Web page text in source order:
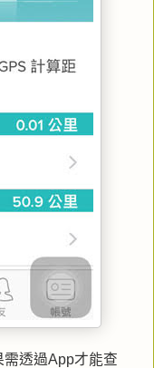
透過App才能查